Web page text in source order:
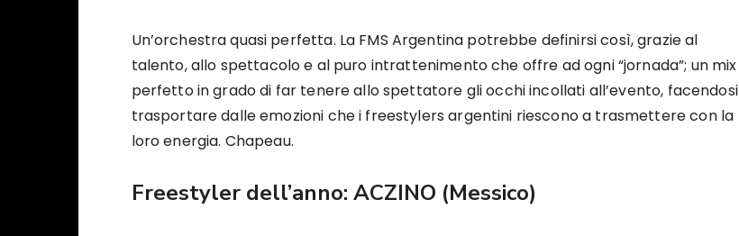
Un’orchestra quasi perfetta. La FMS Argentina potrebbe definirsi così, grazie al
talento, allo spettacolo e al puro intrattenimento che offre ad ogni “jornada”; un mix
perfetto in grado di far tenere allo spettatore gli occhi incollati all’evento, facendosi
trasportare dalle emozioni che i freestylers argentini riescono a trasmettere con la
loro energia. Chapeau.
Freestyler dell’anno: ACZINO (Messico)